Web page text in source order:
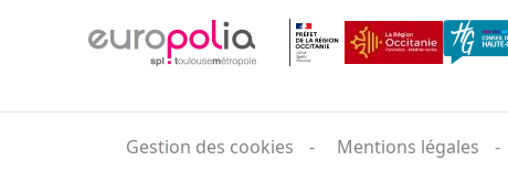
Gestion des cookies
Mentions légales